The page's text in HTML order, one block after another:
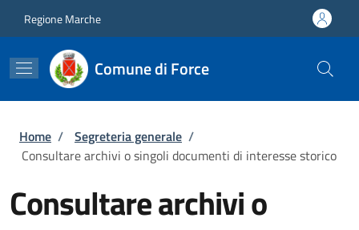
Regione Marche
Comune di Force
Briciole di pane
Home / Segreteria generale /
Consultare archivi o singoli documenti di interesse storico
Consultare archivi o